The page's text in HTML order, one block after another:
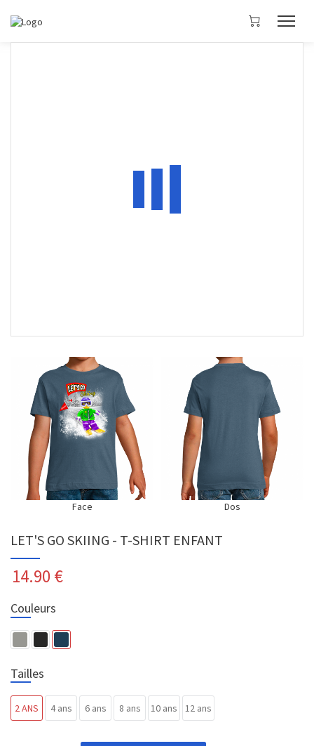
Face Dos
LET'S GO SKIING - T-SHIRT ENFANT
14.90 €
Couleurs
Tailles
2 ANS 4 ans 6 ans 8 ans 10 ans 12 ans